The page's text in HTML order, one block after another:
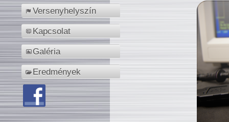
Versenyhelyszín
Kapcsolat
Galéria
Eredmények